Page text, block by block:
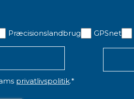
Præcisionslandbrug GPSnet
privatlivspolitik.*